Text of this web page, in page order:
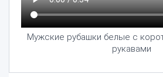
Мужские рубашки белые с
рукавами